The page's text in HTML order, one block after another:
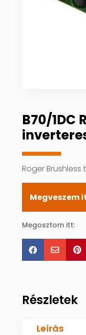
B70/1DC
Roger
Megveszem
Megosztom itt:
  
Részletek
Leírás